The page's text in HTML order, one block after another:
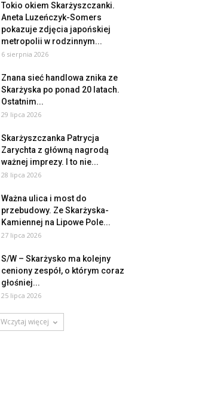
Tokio okiem Skarżyszczanki.
Aneta Luzeńczyk-Somers
pokazuje zdjęcia japońskiej
metropolii w rodzinnym...
6 sierpnia 2026
Znana sieć handlowa znika ze
Skarżyska po ponad 20 latach.
Ostatnim...
29 lipca 2026
Skarżyszczanka Patrycja
Zarychta z główną nagrodą
ważnej imprezy. I to nie...
28 lipca 2026
Ważna ulica i most do
przebudowy. Ze Skarżyska-
Kamiennej na Lipowe Pole...
27 lipca 2026
S/W – Skarżysko ma kolejny
ceniony zespół, o którym coraz
głośniej...
25 lipca 2026
Wczytaj więcej